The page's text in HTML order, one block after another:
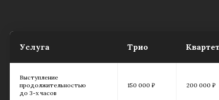
Услуга Трио
Выступление
продолжительностью
до 3-х часов
150 000 ₽ 200 000 ₽